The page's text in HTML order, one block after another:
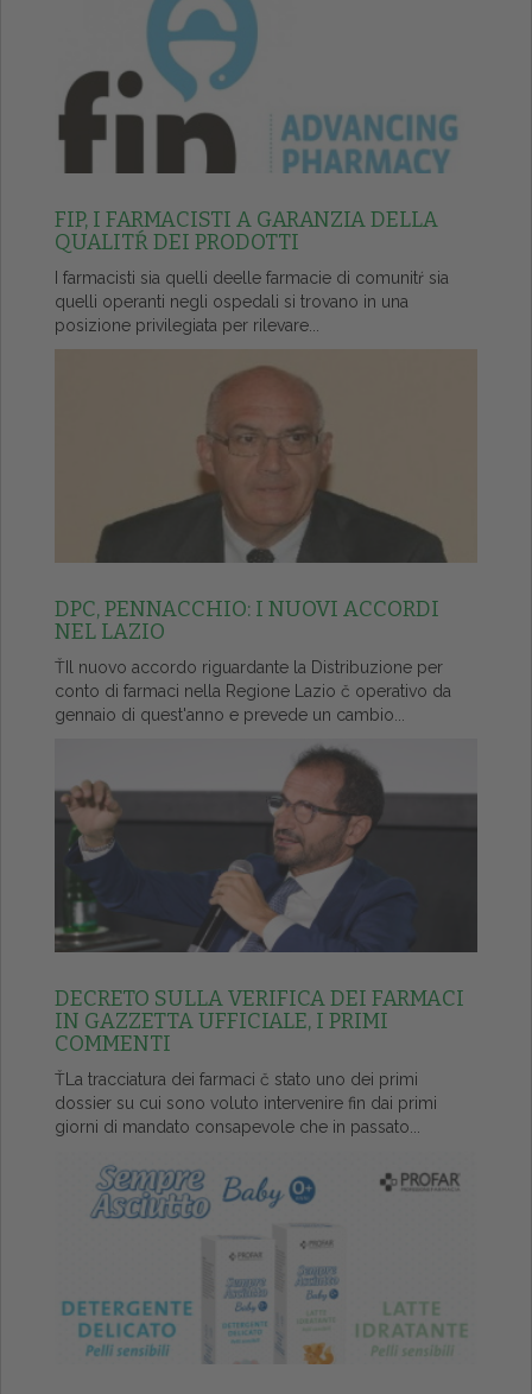
FIP, I FARMACISTI A GARANZIA DELLA
QUALITŔ DEI PRODOTTI
I farmacisti sia quelli deelle farmacie di comunitŕ sia
quelli operanti negli ospedali si trovano in una
posizione privilegiata per rilevare...
DPC, PENNACCHIO: I NUOVI ACCORDI
NEL LAZIO
ŤIl nuovo accordo riguardante la Distribuzione per
conto di farmaci nella Regione Lazio č operativo da
gennaio di quest'anno e prevede un cambio...
DECRETO SULLA VERIFICA DEI FARMACI
IN GAZZETTA UFFICIALE, I PRIMI
COMMENTI
ŤLa tracciatura dei farmaci č stato uno dei primi
dossier su cui sono voluto intervenire fin dai primi
giorni di mandato consapevole che in passato...